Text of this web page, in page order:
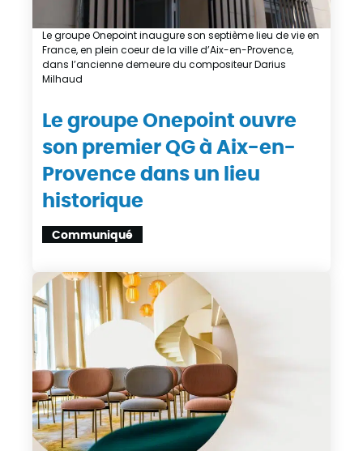
Le groupe Onepoint ouvre
son premier QG à Aix-en-
Provence dans un lieu
historique
Communiqué
Le groupe Onepoint inaugure son septième lieu de vie en
France, en plein coeur de la ville d’Aix-en-Provence,
dans l’ancienne demeure du compositeur Darius
Milhaud